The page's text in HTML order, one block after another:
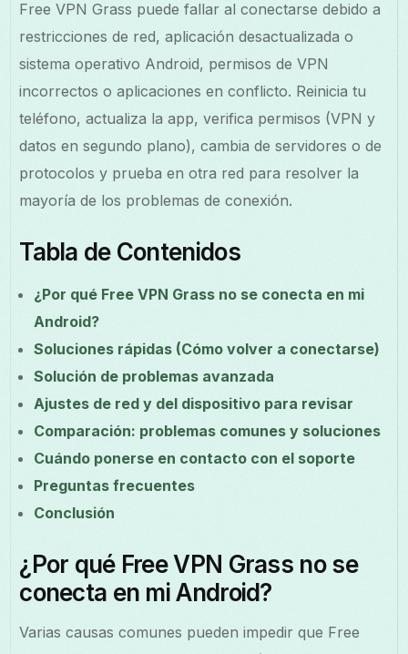
Free VPN Grass puede fallar al conectarse debido a
restricciones de red, aplicación desactualizada o
sistema operativo Android, permisos de VPN
incorrectos o aplicaciones en conflicto. Reinicia tu
teléfono, actualiza la app, verifica permisos (VPN y
datos en segundo plano), cambia de servidores o de
protocolos y prueba en otra red para resolver la
mayoría de los problemas de conexión.
Tabla de Contenidos
¿Por qué Free VPN Grass no se conecta en mi
Android?
Soluciones rápidas (Cómo volver a conectarse)
Solución de problemas avanzada
Ajustes de red y del dispositivo para revisar
Comparación: problemas comunes y soluciones
Cuándo ponerse en contacto con el soporte
Preguntas frecuentes
Conclusión
¿Por qué Free VPN Grass no se
conecta en mi Android?
Varias causas comunes pueden impedir que Free